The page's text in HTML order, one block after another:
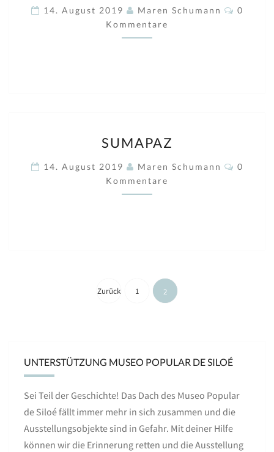
CAUCA
14. August 2019 Maren Schumann
0
Kommentare
SUMAPAZ
14. August 2019 Maren Schumann
0
Kommentare
Seitennummerierung
der
Beiträge
Zurück 1 2
UNTERSTÜTZUNG MUSEO POPULAR DE SILOÉ
Sei Teil der Geschichte! Das Dach des Museo Popular
de Siloé fällt immer mehr in sich zusammen und die
Ausstellungsobjekte sind in Gefahr. Mit deiner Hilfe
können wir die Erinnerung retten und die Ausstellung